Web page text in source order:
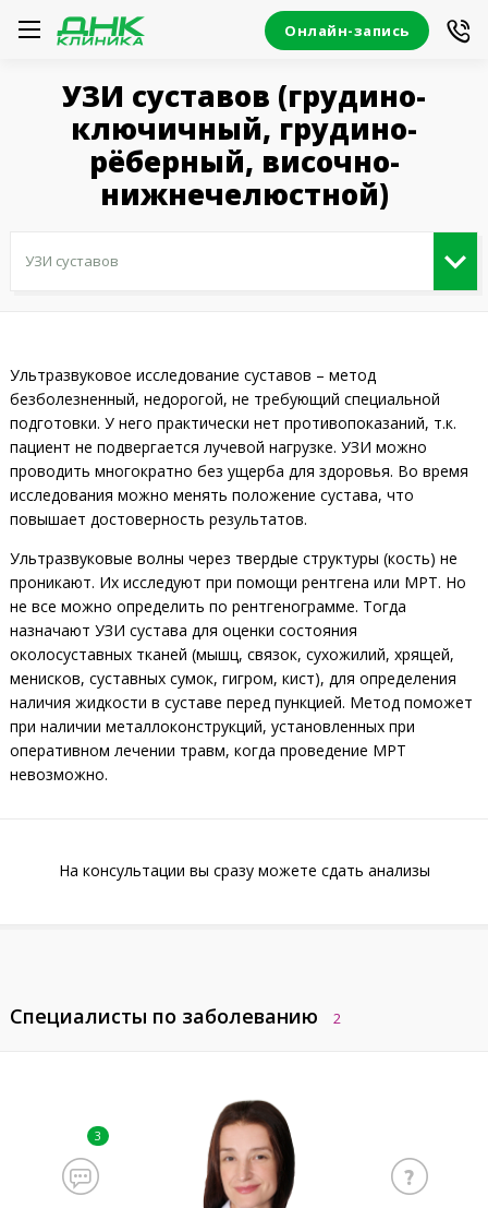
Онлайн-запись
УЗИ суставов (грудино-
ключичный, грудино-
рёберный, височно-
нижнечелюстной)
Ультразвуковое исследование суставов – метод
безболезненный, недорогой, не требующий специальной
подготовки. У него практически нет противопоказаний, т.к.
пациент не подвергается лучевой нагрузке. УЗИ можно
проводить многократно без ущерба для здоровья. Во время
исследования можно менять положение сустава, что
повышает достоверность результатов.
Ультразвуковые волны через твердые структуры (кость) не
проникают. Их исследуют при помощи рентгена или МРТ. Но
не все можно определить по рентгенограмме. Тогда
назначают УЗИ сустава для оценки состояния
околосуставных тканей (мышц, связок, сухожилий, хрящей,
менисков, суставных сумок, гигром, кист), для определения
наличия жидкости в суставе перед пункцией. Метод поможет
при наличии металлоконструкций, установленных при
оперативном лечении травм, когда проведение МРТ
невозможно.
На консультации вы сразу можете сдать анализы
Специалисты по заболеванию 2
3